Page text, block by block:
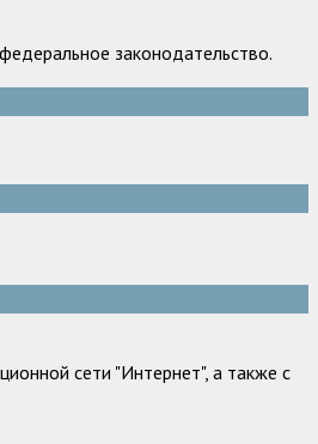
законодательство.
сети "Интернет", а также с